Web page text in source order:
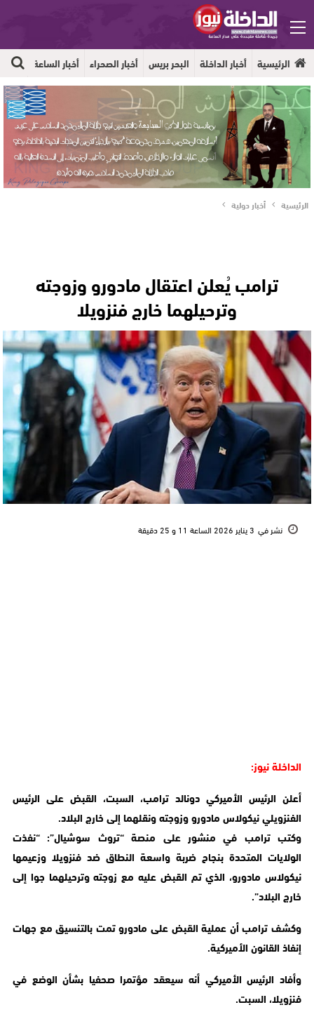
الرئيسية أخبار الداخلة البحر بريس أخبار الصحراء أخبار الساعة
الرئيسية أخبار دولية
ترامب يُعلن اعتقال مادورو وزوجته
وترحيلهما خارج فنزويلا
نشر في 3 يناير 2026 الساعة 11 و 25 دقيقة
الداخلة نيوز:
أعلن الرئيس الأميركي دونالد ترامب، السبت، القبض على الرئيس
الفنزويلي نيكولاس مادورو وزوجته ونقلهما إلى خارج البلاد.
وكتب ترامب في منشور ​على منصة “تروث سوشيال”: “نفذت
الولايات المتحدة بنجاح ضربة واسعة النطاق ضد فنزويلا وزعيمها
نيكولاس مادورو، الذي تم القبض عليه مع ‌زوجته وترحيلهما جوا إلى
خارج البلاد”.
وكشف ترامب أن عملية القبض على مادورو تمت بالتنسيق مع جهات
إنفاذ القانون الأميركية.
وأفاد الرئيس الأميركي أنه سيعقد مؤتمرا صحفيا بشأن الوضع في
فنزويلا، السبت.